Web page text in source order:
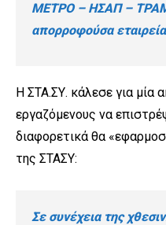
ΜΕΤΡΟ – ΗΣΑΠ – ΤΡΑΜ
απορροφούσα
Η ΣΤΑ.ΣΥ. κάλεσε για μία
εργαζόμενους να
διαφορετικά θα
της ΣΤΑΣΥ:
Σε συνέχεια της